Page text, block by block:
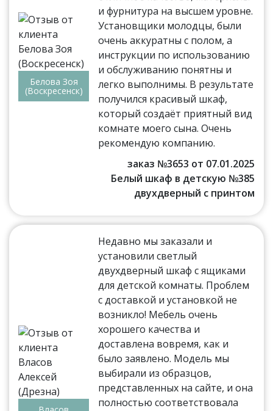
Белова Зоя
(Воскресенск)
и фурнитура на высшем уровне.
Установщики молодцы, были
очень аккуратны с полом, а
инструкции по использованию
и обслуживанию понятны и
легко выполнимы. В результате
получился красивый шкаф,
который создаёт приятный вид
комнате моего сына. Очень
рекомендую компанию.
заказ №3653 от 07.01.2025
Белый шкаф в детскую №385
двухдверный с принтом
Недавно мы заказали и
установили светлый
двухдверный шкаф с ящиками
для детской комнаты. Проблем
с доставкой и установкой не
возникло! Мебель очень
хорошего качества и
доставлена вовремя, как и
было заявлено. Модель мы
выбирали из образцов,
представленных на сайте, и она
полностью соответствовала